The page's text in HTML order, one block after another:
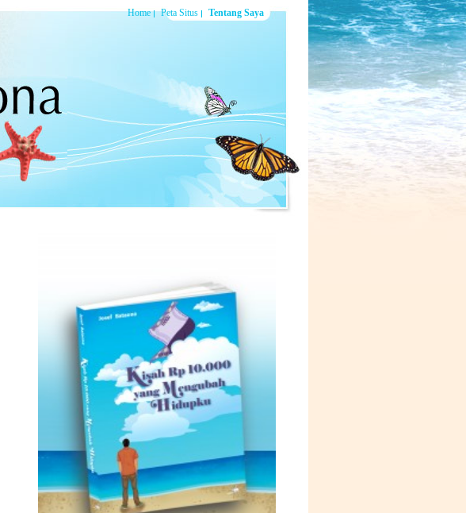
Home Peta Situs Tentang Saya